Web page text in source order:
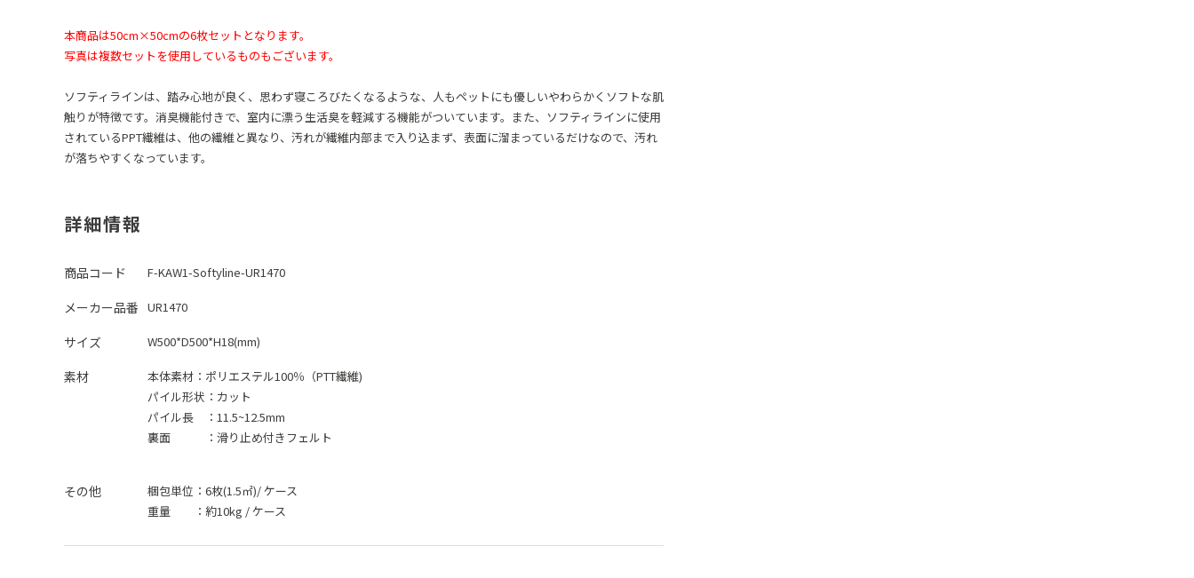
本商品は50cm×50cmの6枚セットとなります。
写真は複数セットを使用しているものもございます。
ソフティラインは、踏み心地が良く、思わず寝ころびたくなるような、人もペットにも優しいやわらかくソフトな肌
触りが特徴です。消臭機能付きで、室内に漂う生活臭を軽減する機能がついています。また、ソフティラインに使用
されているPPT繊維は、他の繊維と異なり、汚れが繊維内部まで入り込まず、表面に溜まっているだけなので、汚れ
が落ちやすくなっています。
詳細情報
商品コード F-KAW1-Softyline-UR1470
メーカー品番 UR1470
サイズ W500*D500*H18(mm)
素材 本体素材： ポリエステル100％（PTT繊維)
パイル形状：カット
パイル長 ：11.5~12.5mm
裏面 ：滑り止め付きフェルト
その他
梱包単位：6枚(1.5㎡)/ ケース
重量 ：約10kg / ケース